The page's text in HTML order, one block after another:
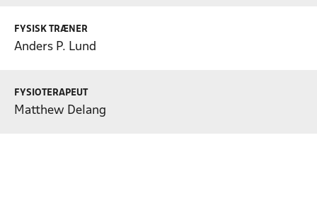
FYSISK TRÆNER
Anders P. Lund
FYSIOTERAPEUT
Matthew Delang